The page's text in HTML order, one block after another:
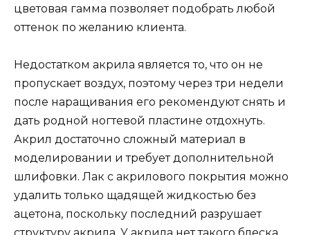
цветовая гамма позволяет подобрать любой
оттенок по желанию клиента.
Недостатком акрила является то, что он не
пропускает воздух, поэтому через три недели
после наращивания его рекомендуют снять и
дать родной ногтевой пластине отдохнуть.
Акрил достаточно сложный материал в
моделировании и требует дополнительной
шлифовки. Лак с акрилового покрытия можно
удалить только щадящей жидкостью без
ацетона, поскольку последний разрушает